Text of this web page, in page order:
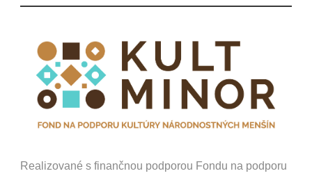
Realizované s finančnou podporou Fondu na podporu